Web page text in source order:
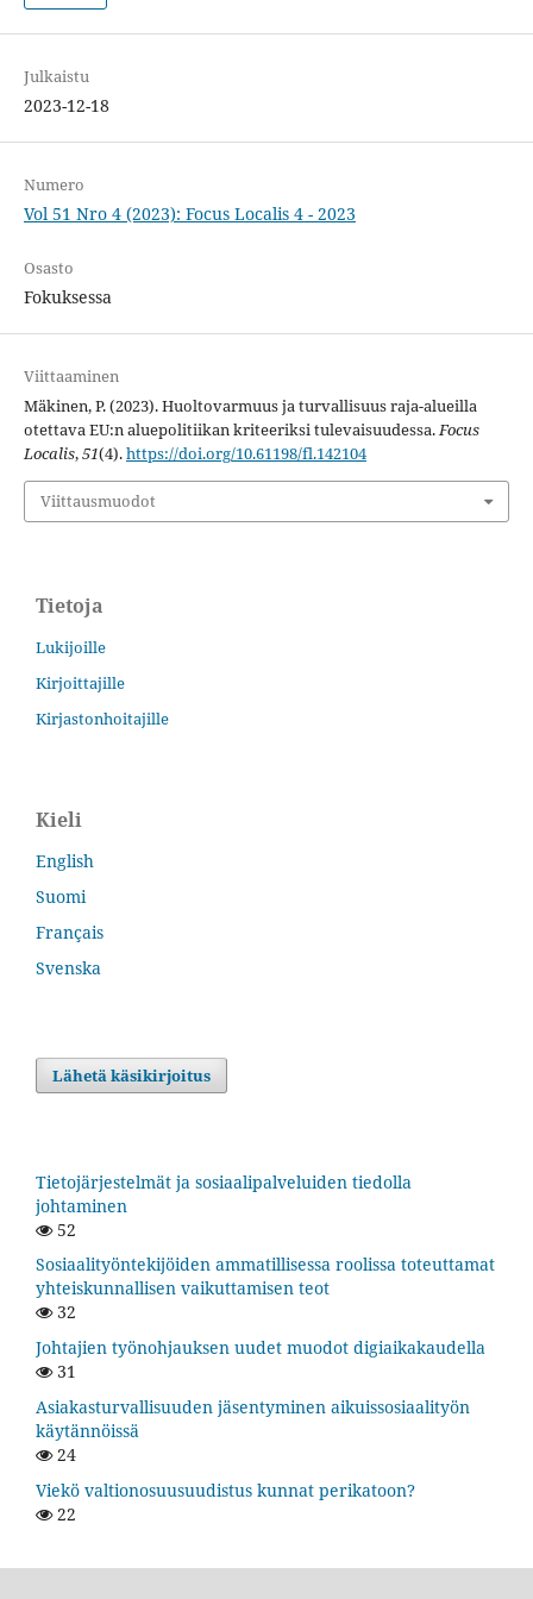
Julkaistu
2023-12-18
Numero
Vol 51 Nro 4 (2023): Focus Localis 4 - 2023
Osasto
Fokuksessa
Viittaaminen
Mäkinen, P. (2023). Huoltovarmuus ja turvallisuus raja-alueilla
otettava EU:n aluepolitiikan kriteeriksi tulevaisuudessa.Focus
Localis,51(4).https://doi.org/10.61198/fl.142104
Viittausmuodot
Tietoja
Lukijoille
Kirjoittajille
Kirjastonhoitajille
Kieli
English
Suomi
Français
Svenska
Lähetä käsikirjoitus
Tietojärjestelmät ja sosiaalipalveluiden tiedolla
johtaminen
52
Sosiaalityöntekijöiden ammatillisessa roolissa toteuttamat
yhteiskunnallisen vaikuttamisen teot
32
Johtajien työnohjauksen uudet muodot digiaikakaudella
31
Asiakasturvallisuuden jäsentyminen aikuissosiaalityön
käytännöissä
24
Viekö valtionosuusuudistus kunnat perikatoon?
22